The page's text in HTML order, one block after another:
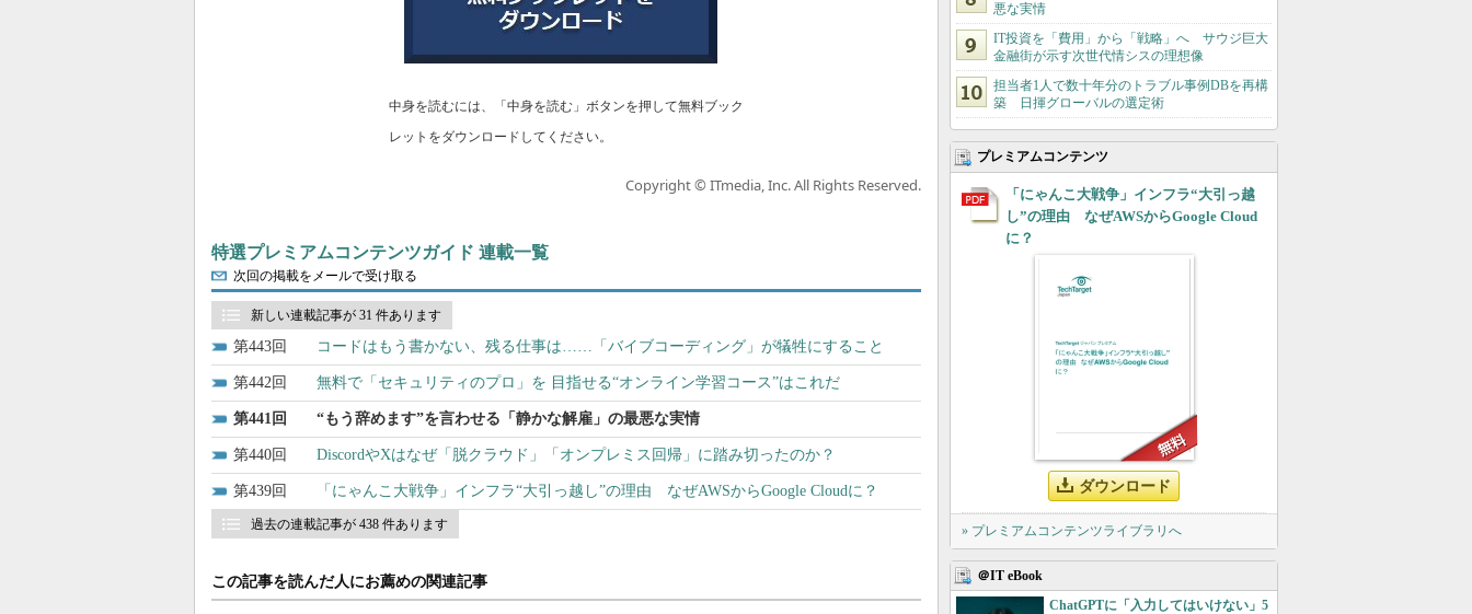
中身を読むには、「中身を読む」ボタンを押して無料ブック
レットをダウンロードしてください。
Copyright © ITmedia, Inc. All Rights Reserved.
特選プレミアムコンテンツガイド 連載一覧
次回の掲載をメールで受け取る
新しい連載記事が 31 件あります
443 コードはもう書かない、残る仕事は……「バイブコーディング」が犠牲にすること
442 無料で「セキュリティのプロ」を 目指せる“オンライン学習コース”はこれだ
441 “もう辞めます”を言わせる「静かな解雇」の最悪な実情
440 DiscordやXはなぜ「脱クラウド」「オンプレミス回帰」に踏み切ったのか？
439 「にゃんこ大戦争」インフラ“大引っ越し”の理由 なぜAWSからGoogle Cloudに？
過去の連載記事が 438 件あります
悪な実情
IT投資を「費用」から「戦略」へ サウジ巨大
金融街が示す次世代情シスの理想像
担当者1人で数十年分のトラブル事例DBを再構
築 日揮グローバルの選定術
プレミアムコンテンツ
「にゃんこ大戦争」インフラ“大引っ越
し”の理由 なぜAWSからGoogle Cloud
に？
ダウンロード
» プレミアムコンテンツライブラリへ
＠IT eBook
ChatGPTに「入力してはいけない」5